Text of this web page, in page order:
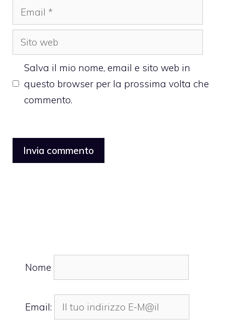
Email
Sito
web
Salva il mio nome, email e sito web in
questo browser per la prossima volta che
commento.
Nome
Email: